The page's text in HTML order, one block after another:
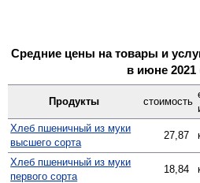
Средние цены на товары и
в июне 2021
Продукты стоимость
Хлеб пшеничный из муки
высшего сорта
27,87
Хлеб пшеничный из муки
первого сорта
18,84